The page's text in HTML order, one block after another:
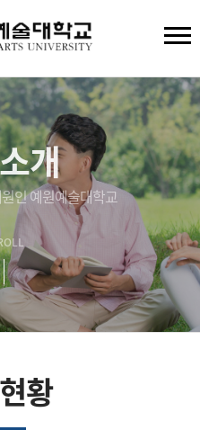
개
인 예원예술대학교
황